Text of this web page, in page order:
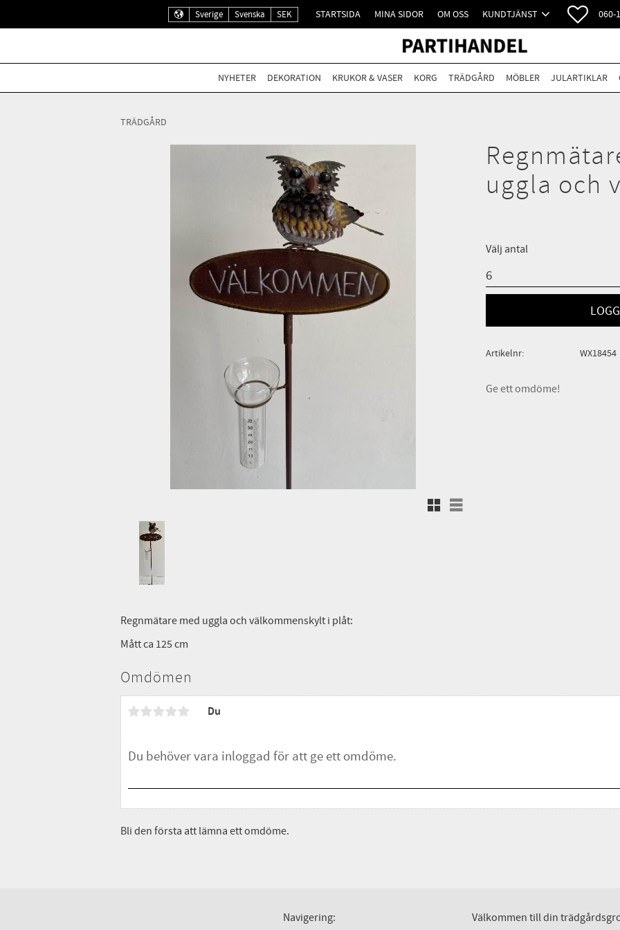
Sverige Svenska SEK STARTSIDA MINA SIDOR OM OSS KUNDTJÄNST 060-
NYHETER DEKORATION KRUKOR & VASER KORG TRÄDGÅRD MÖBLER JULARTIKLAR
TRÄDGÅRD
uggla och
Rutnätsvy
Listvy
Välj antal
Artikelnr WX18454
Ge ett omdöme!
Regnmätare med uggla och välkommenskylt i plåt:
Mått ca 125 cm
Omdömen
Du
Bli den första att lämna ett omdöme.
Navigering:
Välkommen till din